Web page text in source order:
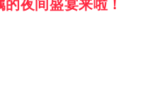
的夜间盛宴来啦！